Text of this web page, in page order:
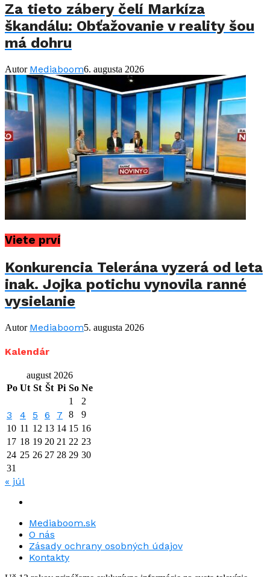
Za tieto zábery čelí Markíza
škandálu: Obťažovanie v reality šou
má dohru
Autor Mediaboom6. augusta 2026
Viete prví
Konkurencia Telerána vyzerá od leta
inak. Jojka potichu vynovila ranné
vysielanie
Autor Mediaboom5. augusta 2026
Kalendár
august 2026
Po Ut St Št Pi So Ne
1
2
3 4 5 6 7 8
9
10 11 12 13 14 15 16
17 18 19 20 21 22 23
24 25 26 27 28 29 30
31
« júl
Mediaboom.sk
O nás
Zásady ochrany osobných údajov
Kontakty